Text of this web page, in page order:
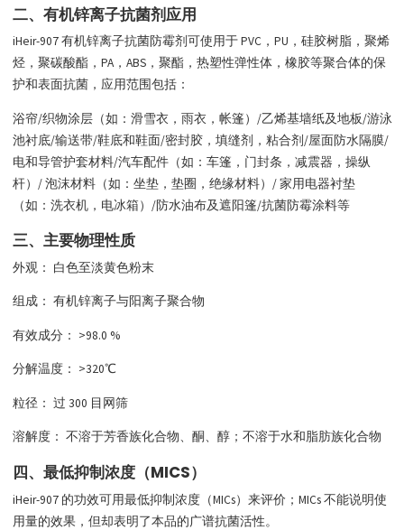
二、有机锌离子抗菌剂应用
iHeir-907 有机锌离子抗菌防霉剂可使用于 PVC，PU，硅胶树脂，聚烯
烃，聚碳酸酯，PA，ABS，聚酯，热塑性弹性体，橡胶等聚合体的保
护和表面抗菌，应用范围包括：
浴帘/织物涂层（如：滑雪衣，雨衣，帐篷）/乙烯基墙纸及地板/游泳
池衬底/输送带/鞋底和鞋面/密封胶，填缝剂，粘合剂/屋面防水隔膜/
电和导管护套材料/汽车配件（如：车篷，门封条，减震器，操纵
杆）/ 泡沫材料（如：坐垫，垫圈，绝缘材料）/ 家用电器衬垫
（如：洗衣机，电冰箱）/防水油布及遮阳篷/抗菌防霉涂料等
三、主要物理性质
外观： 白色至淡黄色粉末
组成： 有机锌离子与阳离子聚合物
有效成分： >98.0 %
分解温度： >320℃
粒径： 过 300 目网筛
溶解度： 不溶于芳香族化合物、酮、醇；不溶于水和脂肪族化合物
四、最低抑制浓度（MICS）
iHeir-907 的功效可用最低抑制浓度（MICs）来评价；MICs 不能说明使
用量的效果，但却表明了本品的广谱抗菌活性。